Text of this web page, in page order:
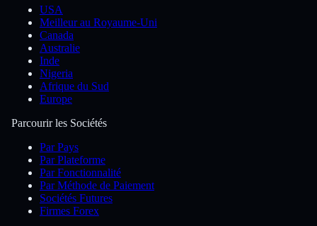
USA
Meilleur au Royaume-Uni
Canada
Australie
Inde
Nigeria
Afrique du Sud
Europe
Parcourir les Sociétés
Par Pays
Par Plateforme
Par Fonctionnalité
Par Méthode de Paiement
Sociétés Futures
Firmes Forex